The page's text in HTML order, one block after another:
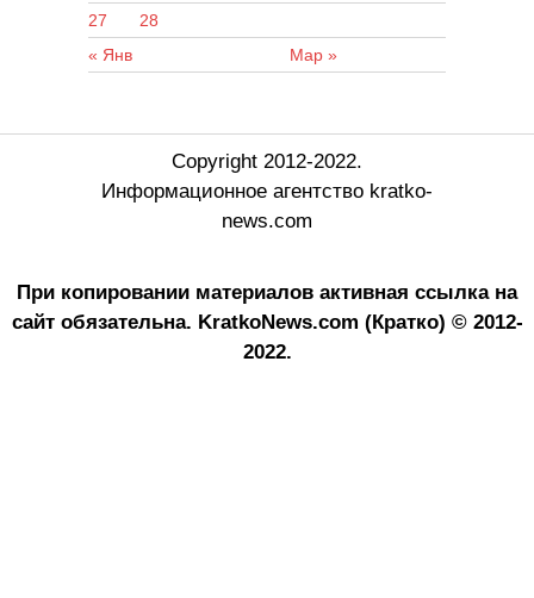
« Янв Мар »
27
28
Copyright 2012-2022.
Информационное агентство kratko-
news.com
При копировании материалов активная ссылка на
сайт обязательна. KratkoNews.com (Кратко) © 2012-
2022.